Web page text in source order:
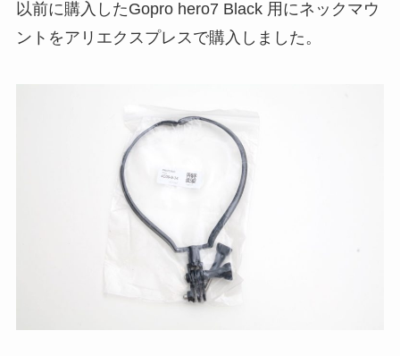
以前に購入したGopro hero7 Black 用にネックマウ
ントをアリエクスプレスで購入しました。